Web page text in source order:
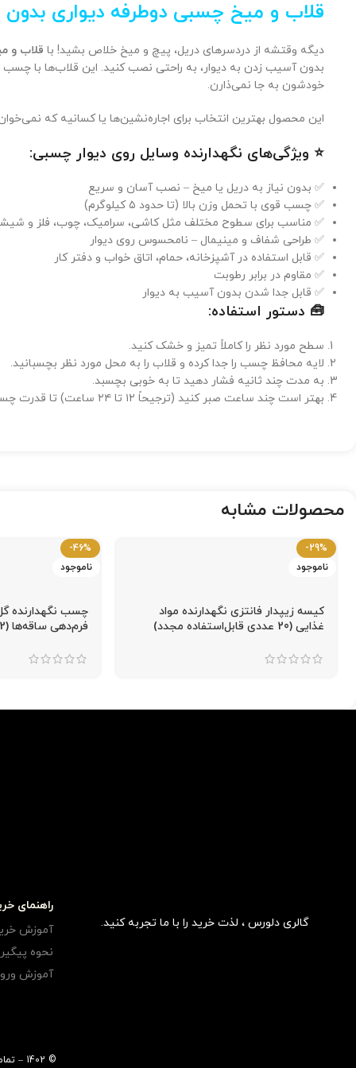
قلاب و میخ چسبی دوطرفه دیواری بدون
دیگه وقتشه از دردسرهای دریل، پیچ و میخ خلاص بشید! با قلاب و
بدون آسیب زدن به دیوار، به راحتی نصب کنید. این قلاب‌ها با
خودشون به جا نمی‌ذارن.
این محصول بهترین انتخاب برای اجاره‌نشین‌ها یا کسانیه که
⭐ ویژگی‌های نگهدارنده وسایل روی دیوار چسبی:
✅ بدون نیاز به دریل یا میخ – نصب آسان و سریع
✅ چسب قوی با تحمل وزن بالا (تا حدود ۵ کیلوگرم)
✅ مناسب برای سطوح مختلف مثل کاشی، سرامیک، چوب، فلز و
✅ طراحی شفاف و مینیمال – نامحسوس روی دیوار
✅ قابل استفاده در آشپزخانه، حمام، اتاق خواب و دفتر کار
✅ مقاوم در برابر رطوبت
✅ قابل جدا شدن بدون آسیب به دیوار
🧰 دستور استفاده:
سطح مورد نظر را کاملاً تمیز و خشک کنید.
لایه محافظ چسب را جدا کرده و قلاب را به محل مورد نظر بچسبانید.
به مدت چند ثانیه فشار دهید تا به خوبی بچسبد.
بهتر است چند ساعت صبر کنید (ترجیحاً ۱۲ تا ۲۴ ساعت) تا قدرت چسب کامل شود، سپس وسیله مورد نظر را آویزان کنید.
محصولات مشابه
-29%
ناموجود
کیسه زیپدار فانتزی نگهدارنده مواد
غذایی (20 عددی قابل‌استفاده مجدد)
-46%
ناموجود
چسب نگهدارنده
فرم‌دهی ساقه‌ها (2 متری)
گالری دلورس ، لذت خرید را با ما تجربه کنید.
راهنمای
آموزش
نحوه
آموزش
© 1402 – تمامی حقوق مادی و معنوی متعلق به فروشگاه اینترنتی دلورس می باشد.